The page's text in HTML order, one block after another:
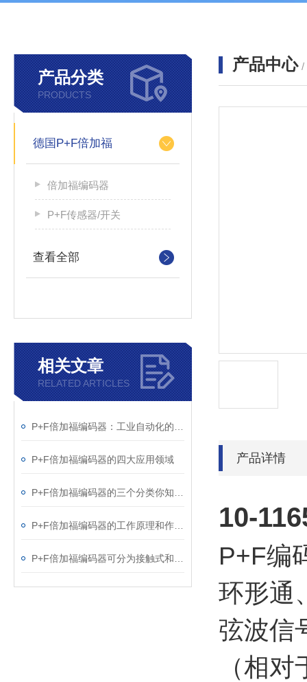
产品分类
PRODUCTS
德国P+F倍加福
倍加福编码器
P+F传感器/开关
查看全部
相关文章
RELATED ARTICLES
P+F倍加福编码器的四大应用领域
产品中心 /
产品详情
10-
P+F编
环形通
弦波信
（相